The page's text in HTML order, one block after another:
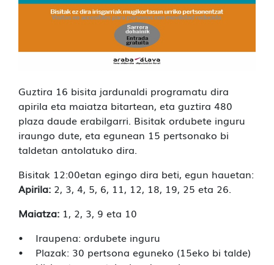
Guztira 16 bisita jardunaldi programatu dira
apirila eta maiatza bitartean, eta guztira 480
plaza daude erabilgarri. Bisitak ordubete inguru
iraungo dute, eta egunean 15 pertsonako bi
taldetan antolatuko dira.
Bisitak 12:00etan egingo dira beti, egun hauetan:
Apirila: 2, 3, 4, 5, 6, 11, 12, 18, 19, 25 eta 26.
Maiatza: 1, 2, 3, 9 eta 10
• Iraupena: ordubete inguru
• Plazak: 30 pertsona eguneko (15eko bi talde)